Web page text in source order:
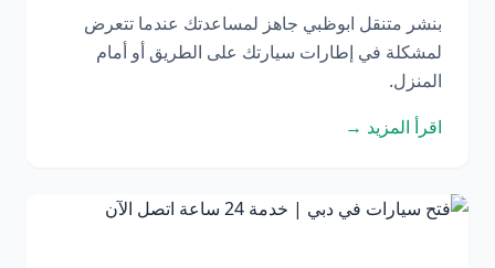
بنشر متنقل ابوظبي جاهز لمساعدتك عندما تتعرض
لمشكلة في إطارات سيارتك على الطريق أو أمام
المنزل.
اقرأ المزيد →